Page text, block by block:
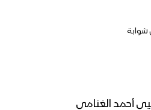
شوابة
أحمد الغنامي